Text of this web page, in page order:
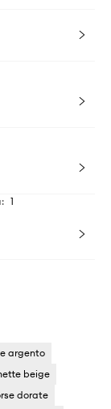
: 1
argento
beige
dorate